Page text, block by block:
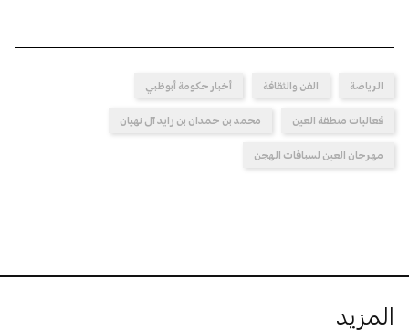
الرياضة الفن والثقافة أخبار حكومة أبوظبي
فعاليات منطقة العين محمد بن حمدان بن زايد آل نهيان
مهرجان العين لسباقات الهجن
المزيد